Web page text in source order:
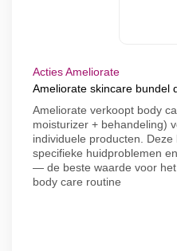
Acties Ameliorate
Ameliorate skincare bundel
Ameliorate verkoopt body
moisturizer + behandeling)
individuele producten.
specifieke huidproblemen
— de beste waarde voor
body care routine